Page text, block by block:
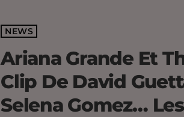
NEWS
Ariana Grande Et
Clip De David
Selena Gomez…